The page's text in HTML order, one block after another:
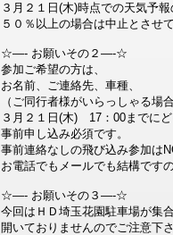
３月２１日(木)時点での天気予
５０％以上の場合は中止とさせ
☆—- お願いその２—-☆
参加ご希望の方は、
お名前、ご連絡先、車種、
（ご同行者様がいらっしゃる場
３月２１日(木) 17：00までにど
事前申し込み必須です。
事前連絡なしの飛び込み参加は
お電話でもメールでも結構です
☆—- お願いその３—-☆
今回はＨＤ埼玉花園駐車場が集
開いておりませんのでご注意下さ